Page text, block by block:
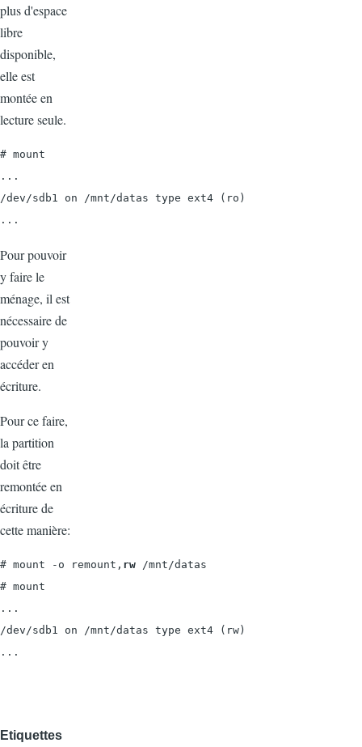
plus d'espace
libre
disponible,
elle est
montée en
lecture seule.
# mount
...
/dev/sdb1 on /mnt/datas type ext4 (ro)
Pour pouvoir
y faire le
ménage, il est
nécessaire de
pouvoir y
accéder en
écriture.
Pour ce faire,
la partition
doit être
remontée en
écriture de
cette manière:
# mount -o remount, rw /mnt/datas
# mount
...
/dev/sdb1 on /mnt/datas type ext4 (rw)
...
Etiquettes